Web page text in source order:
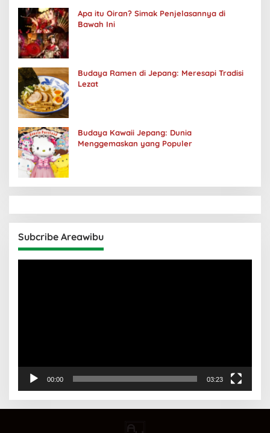
Apa itu Oiran? Simak Penjelasannya di
Bawah Ini
Budaya Ramen di Jepang: Meresapi Tradisi
Lezat
Budaya Kawaii Jepang: Dunia
Menggemaskan yang Populer
Subcribe Areawibu
00:00 03:23